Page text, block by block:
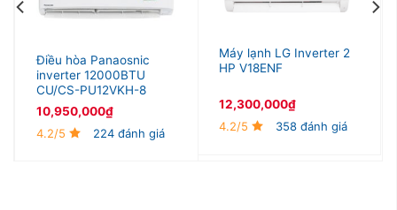
Điều hòa Panaosnic
inverter 12000BTU
CU/CS-PU12VKH-8
10,950,000₫
4.2/5
224 đánh giá
Máy lạnh LG Inverter 2
HP V18ENF
12,300,000₫
4.2/5
358 đánh giá